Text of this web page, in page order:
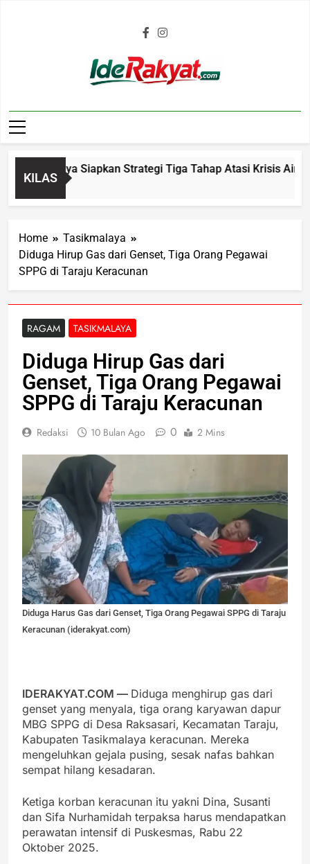
Iderakyat.com
KILAS
Siapkan Strategi Tiga Tahap Atasi Krisis Air
Home
Tasikmalaya
Diduga Hirup Gas dari Genset, Tiga Orang Pegawai
SPPG di Taraju Keracunan
RAGAM TASIKMALAYA
Diduga Hirup Gas dari
Genset, Tiga Orang Pegawai
SPPG di Taraju Keracunan
Redaksi 10 Bulan Ago 0 2 Mins
Diduga Harus Gas dari Genset, Tiga Orang Pegawai SPPG di Taraju
Keracunan (iderakyat.com)
IDERAKYAT.COM — Diduga menghirup gas dari
genset yang menyala, tiga orang karyawan dapur
MBG SPPG di Desa Raksasari, Kecamatan Taraju,
Kabupaten Tasikmalaya keracunan. Mereka
mengeluhkan gejala pusing, sesak nafas bahkan
sempat hilang kesadaran.
Ketiga korban keracunan itu yakni Dina, Susanti
dan Sifa Nurhamidah terpaksa harus mendapatkan
perawatan intensif di Puskesmas, Rabu 22
Oktober 2025.